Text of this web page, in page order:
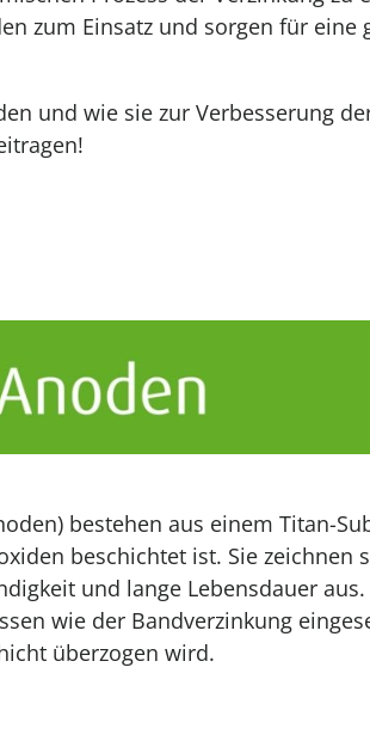
zum Einsatz und sorgen für eine
und wie sie zur Verbesserung
bestehen aus einem Titan-
beschichtet ist. Sie zeichnen
und lange Lebensdauer
wie der Bandverzinkung
überzogen wird.